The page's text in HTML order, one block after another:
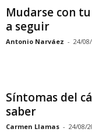
Mudarse con
a seguir
Antonio Narváez - 24/
Síntomas del
saber
Carmen Llamas - 24/08/